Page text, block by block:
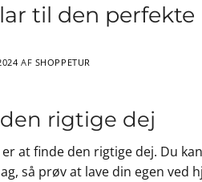
til den
AF SHOPPETUR
rigtige dej
at finde den rigtige dej. Du
så prøv at lave din egen